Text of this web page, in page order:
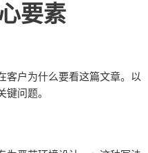
要素
户为什么要看这篇文章。以
问题。